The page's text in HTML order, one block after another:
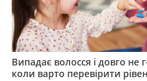
Випадає волосся і довго не
коли варто перевірити